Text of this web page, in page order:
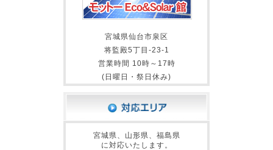
宮城県仙台市泉区
将監殿5丁目-23-1
営業時間 10時～17時
(日曜日・祭日休み)
宮城県、山形県、福島県
に対応いたします。